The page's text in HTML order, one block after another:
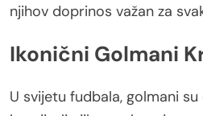
njihov doprinos važan za
Ikonični Golmani
U svijetu fudbala, golmani